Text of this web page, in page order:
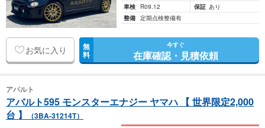
車検 R09.12 保証 あり
整備 定期点検整備有
お気に入り 無
料
今すぐ
在庫確認・見積依頼
アバルト
アバルト595 モンスターエナジー ヤマハ 【 世界限定2,000
台 】
（3BA-31214T）